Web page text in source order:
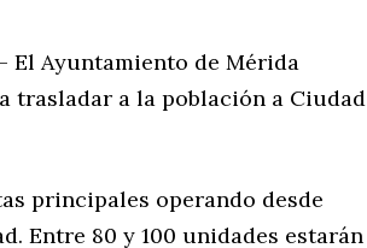
El Ayuntamiento de Mérida
a la población a Ciudad
principales operando desde
Entre 80 y 100 unidades estarán